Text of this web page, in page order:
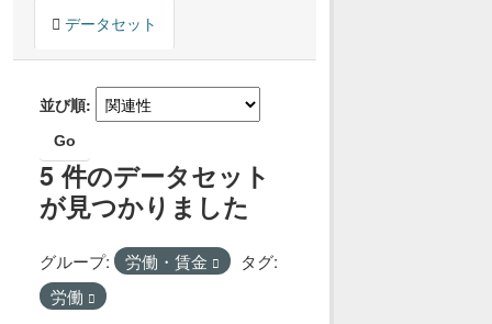
データセット
並び順
Go
5 件のデータセット
が見つかりました
グループ: 労働・賃金
タグ:
労働